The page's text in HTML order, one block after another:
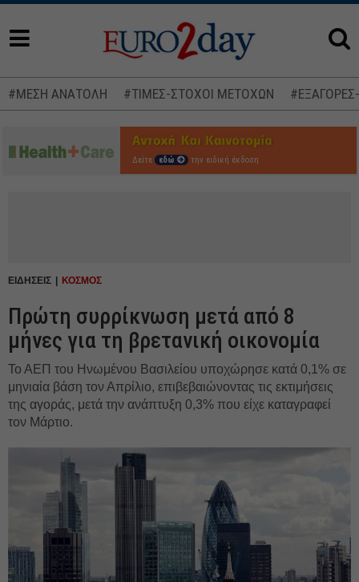
#ΜΕΣΗ ΑΝΑΤΟΛΗ #ΤΙΜΕΣ-ΣΤΟΧΟΙ ΜΕΤΟΧΩΝ
Δείτε εδώ την ειδική έκδοση
ΕΙΔΗΣΕΙΣ ΚΟΣΜΟΣ
Πρώτη συρρίκνωση μετά από 8
μήνες για τη βρετανική οικονομία
Το ΑΕΠ του Ηνωμένου Βασιλείου υποχώρησε κατά 0,1% σε
μηνιαία βάση τον Απρίλιο, επιβεβαιώνοντας τις εκτιμήσεις
της αγοράς, μετά την ανάπτυξη 0,3% που είχε καταγραφεί
τον Μάρτιο.